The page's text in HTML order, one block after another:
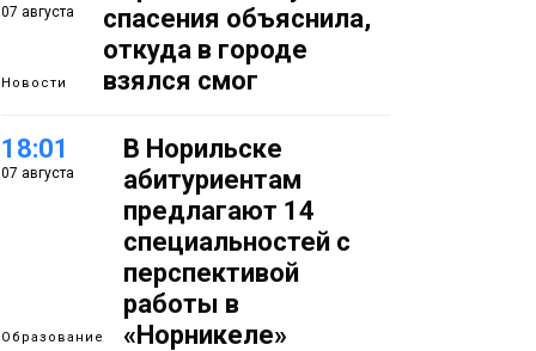
07 августа
Новости
спасения объяснила,
откуда в городе
взялся смог
18:01
07 августа
Образование
В Норильске
абитуриентам
предлагают 14
специальностей с
перспективой
работы в
«Норникеле»